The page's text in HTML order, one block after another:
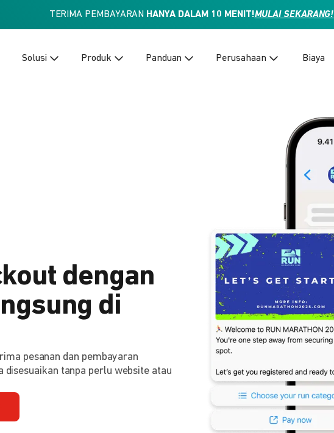
TERIMA PEMBAYARAN HANYA DALAM 10 MENIT!MULAI SEKARANG!
Solusi Produk Panduan Perusahaan Biaya
dengan
di
pesanan dan pembayaran
disesuaikan tanpa perlu website atau